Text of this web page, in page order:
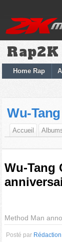
Home Rap
Wu-
Accueil
Wu-Tang
Method Man
Posté par Rédaction